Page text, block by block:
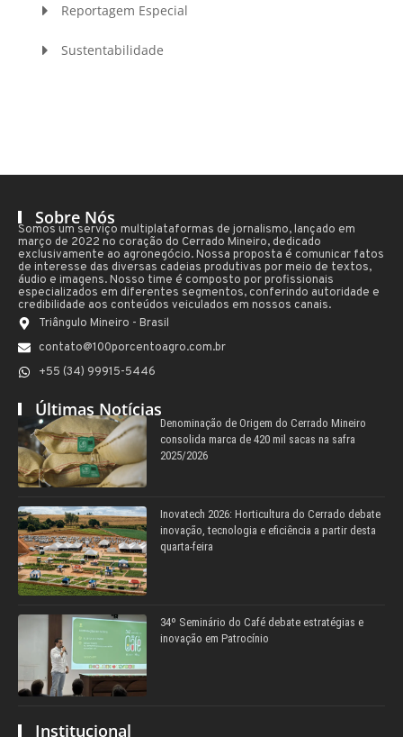
Reportagem Especial
Sustentabilidade
Sobre Nós
Somos um serviço multiplataformas de jornalismo, lançado em
março de 2022 no coração do Cerrado Mineiro, dedicado
exclusivamente ao agronegócio. Nossa proposta é comunicar fatos
de interesse das diversas cadeias produtivas por meio de textos,
áudio e imagens. Nosso time é composto por profissionais
especializados em diferentes segmentos, conferindo autoridade e
credibilidade aos conteúdos veiculados em nossos canais.
Triângulo Mineiro - Brasil
contato@100porcentoagro.com.br
+55 (34) 99915-5446
Últimas Notícias
Denominação de Origem do Cerrado Mineiro
consolida marca de 420 mil sacas na safra
2025/2026
Inovatech 2026: Horticultura do Cerrado debate
inovação, tecnologia e eficiência a partir desta
quarta-feira
34º Seminário do Café debate estratégias e
inovação em Patrocínio
Institucional